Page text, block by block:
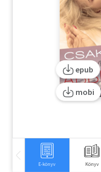
Szótár, nyelvkönyv
Tankönyv, segédkönyv
Társadalomtudomány
Természettudomány
Vallás
epub
mobi
E-könyv Könyv